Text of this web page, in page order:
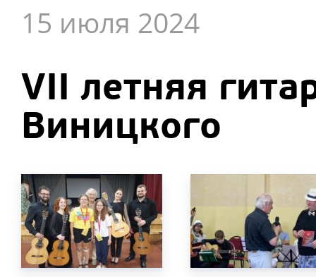
15 июля 2024
VII летняя
Виницкого